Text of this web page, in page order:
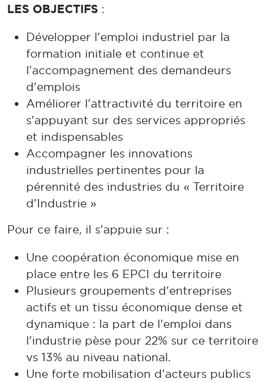
LES OBJECTIFS :
Développer l'emploi industriel par la
formation initiale et continue et
l'accompagnement des demandeurs
d'emplois
Améliorer l'attractivité du territoire en
s'appuyant sur des services appropriés
et indispensables
Accompagner les innovations
industrielles pertinentes pour la
pérennité des industries du « Territoire
d'Industrie »
Pour ce faire, il s'appuie sur :
Une coopération économique mise en
place entre les 6 EPCI du territoire
Plusieurs groupements d'entreprises
actifs et un tissu économique dense et
dynamique : la part de l'emploi dans
l'industrie pèse pour 22% sur ce territoire
vs 13% au niveau national.
Une forte mobilisation d'acteurs publics